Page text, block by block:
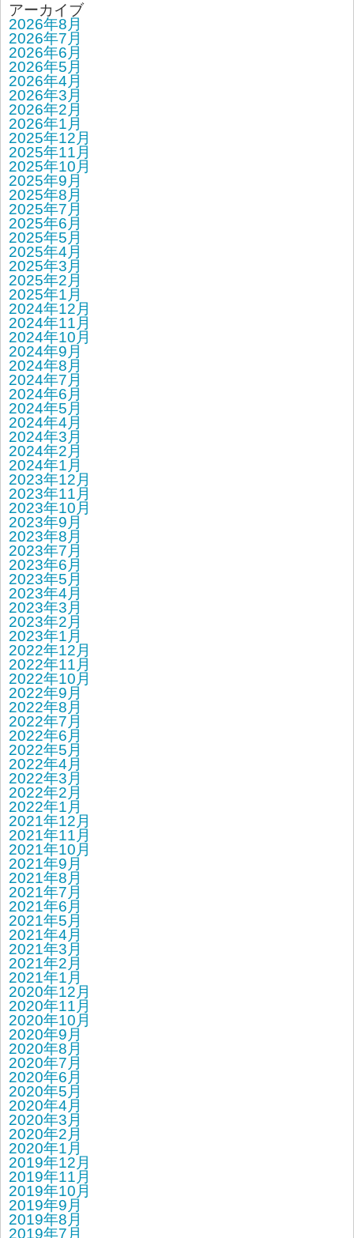
アーカイブ
2026年8月
2026年7月
2026年6月
2026年5月
2026年4月
2026年3月
2026年2月
2026年1月
2025年12月
2025年11月
2025年10月
2025年9月
2025年8月
2025年7月
2025年6月
2025年5月
2025年4月
2025年3月
2025年2月
2025年1月
2024年12月
2024年11月
2024年10月
2024年9月
2024年8月
2024年7月
2024年6月
2024年5月
2024年4月
2024年3月
2024年2月
2024年1月
2023年12月
2023年11月
2023年10月
2023年9月
2023年8月
2023年7月
2023年6月
2023年5月
2023年4月
2023年3月
2023年2月
2023年1月
2022年12月
2022年11月
2022年10月
2022年9月
2022年8月
2022年7月
2022年6月
2022年5月
2022年4月
2022年3月
2022年2月
2022年1月
2021年12月
2021年11月
2021年10月
2021年9月
2021年8月
2021年7月
2021年6月
2021年5月
2021年4月
2021年3月
2021年2月
2021年1月
2020年12月
2020年11月
2020年10月
2020年9月
2020年8月
2020年7月
2020年6月
2020年5月
2020年4月
2020年3月
2020年2月
2020年1月
2019年12月
2019年11月
2019年10月
2019年9月
2019年8月
2019年7月